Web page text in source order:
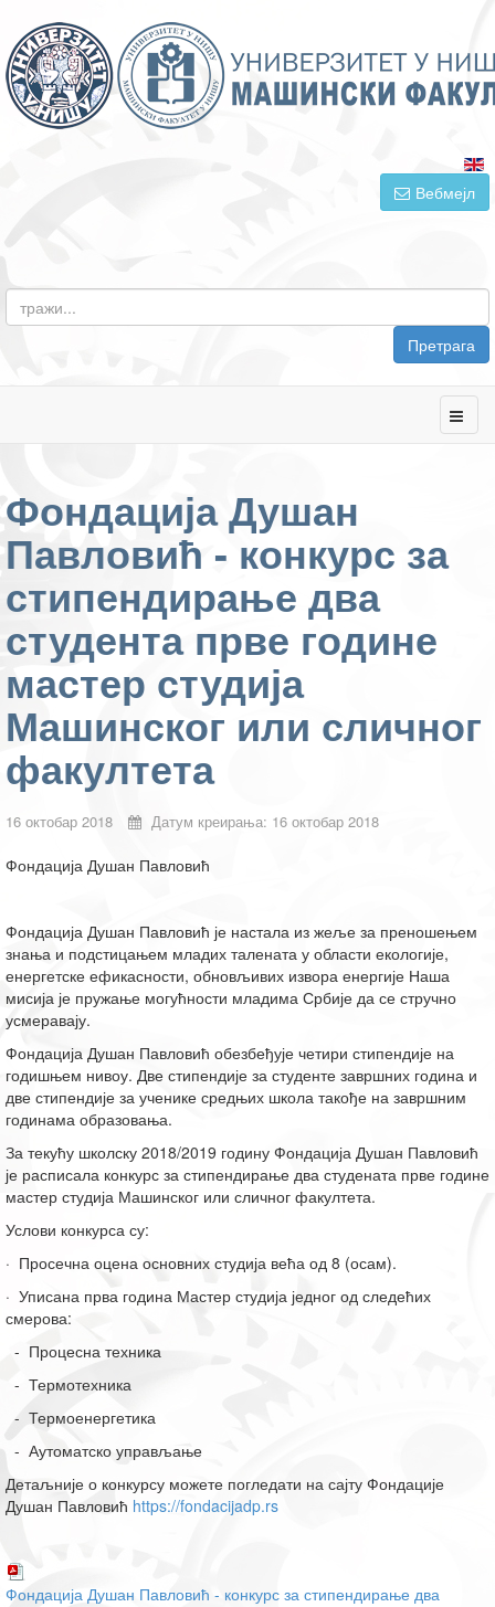
Вебмејл
Претрага
Фондација Душан
Павловић - конкурс за
стипендирање два
студента прве године
мастер студија
Машинског или сличног
факултета
16 октобар 2018 Датум креирања: 16 октобар 2018
Фондација Душан Павловић
Фондација Душан Павловић је настала из жеље за преношењем
знања и подстицањем младих талената у области екологије,
енергетске ефикасности, обновљивих извора енергије Наша
мисија је пружање могућности младима Србије да се стручно
усмеравају.
Фондација Душан Павловић обезбеђује четири стипендије на
годишњем нивоу. Две стипендије за студенте завршних година и
две стипендије за ученике средњих школа такође на завршним
годинама образовања.
За текућу школску 2018/2019 годину Фондација Душан Павловић
је расписала конкурс за стипендирање два студената прве године
мастер студија Машинског или сличног факултета.
Услови конкурса су:
· Просечна оцена основних студија већа од 8 (осам).
· Уписана прва година Мастер студија једног од следећих
смерова:
- Процесна техника
- Термотехника
- Термоенергетика
- Аутоматско управљање
Детаљније о конкурсу можете погледати на сајту Фондације
Душан Павловић https://fondacijadp.rs
Фондација Душан Павловић - конкурс за стипендирање два